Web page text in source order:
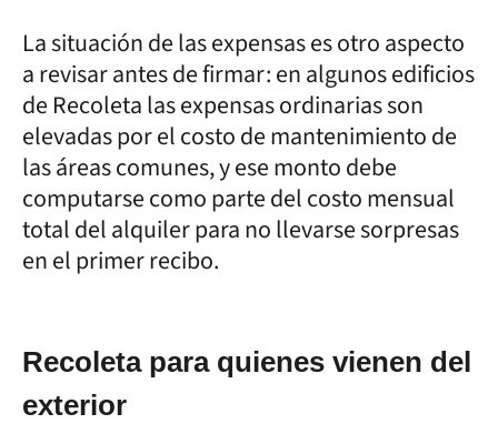
La situación de las expensas es otro aspecto
a revisar antes de firmar: en algunos edificios
de Recoleta las expensas ordinarias son
elevadas por el costo de mantenimiento de
las áreas comunes, y ese monto debe
computarse como parte del costo mensual
total del alquiler para no llevarse sorpresas
en el primer recibo.
Recoleta para quienes vienen del
exterior